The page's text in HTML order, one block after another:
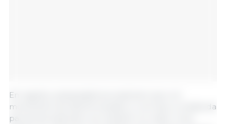
Em agosto, pesquisadores explicam que um
movimento de alta foi iniciado e, com isso, a média da
parcial de setembro se mantém no maior nível